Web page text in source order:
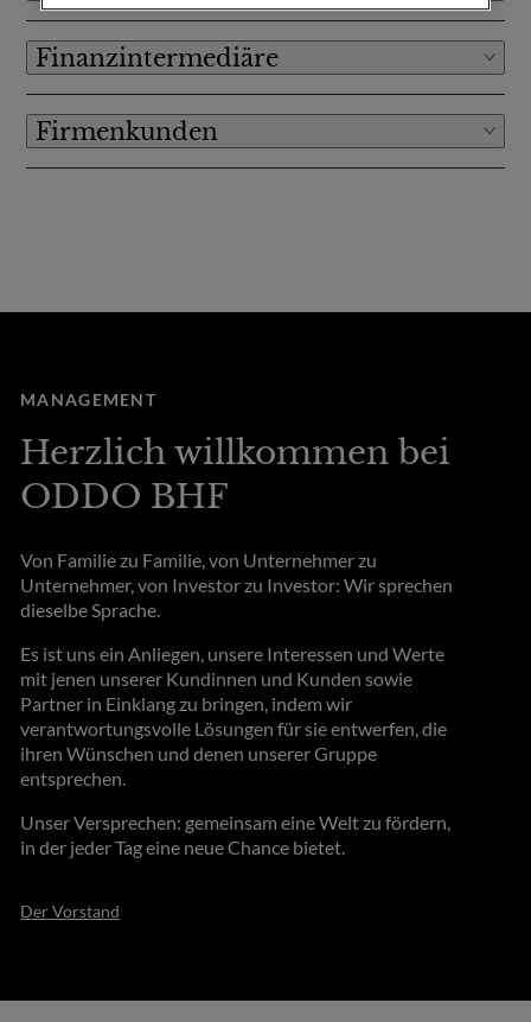
Finanzintermediäre
Firmenkunden
MANAGEMENT
Herzlich willkommen bei
ODDO BHF
Von Familie zu Familie, von Unternehmer zu
Unternehmer, von Investor zu Investor: Wir sprechen
dieselbe Sprache.
Es ist uns ein Anliegen, unsere Interessen und Werte
mit jenen unserer Kundinnen und Kunden sowie
Partner in Einklang zu bringen, indem wir
verantwortungsvolle Lösungen für sie entwerfen, die
ihren Wünschen und denen unserer Gruppe
entsprechen.
Unser Versprechen: gemeinsam eine Welt zu fördern,
in der jeder Tag eine neue Chance bietet.
Der Vorstand